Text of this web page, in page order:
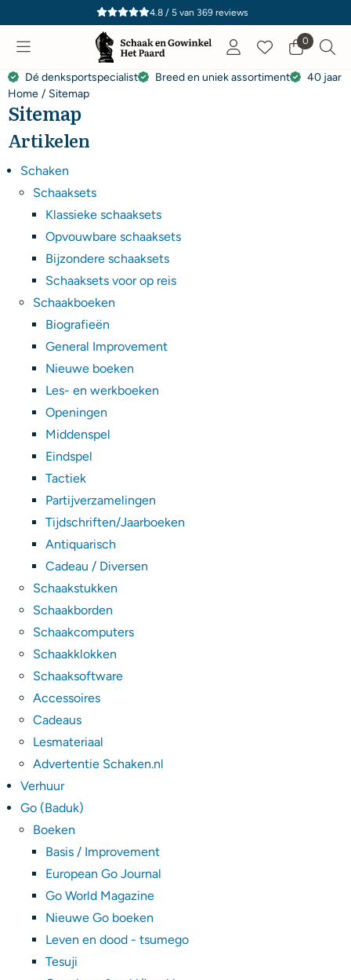
Cookievoorkeuren zijn momenteel gesloten.
4.8 / 5van 369reviews
0
Dé denksportspecialist Breed en uniek assortiment
40 jaar
Home / Sitemap
Sitemap
Artikelen
Schaken
Schaaksets
Klassieke schaaksets
Opvouwbare schaaksets
Bijzondere schaaksets
Schaaksets voor op reis
Schaakboeken
Biografieën
General Improvement
Nieuwe boeken
Les- en werkboeken
Openingen
Middenspel
Eindspel
Tactiek
Partijverzamelingen
Tijdschriften/Jaarboeken
Antiquarisch
Cadeau / Diversen
Schaakstukken
Schaakborden
Schaakcomputers
Schaakklokken
Schaaksoftware
Accessoires
Cadeaus
Lesmateriaal
Advertentie Schaken.nl
Verhuur
Go (Baduk)
Boeken
Basis / Improvement
European Go Journal
Go World Magazine
Nieuwe Go boeken
Leven en dood - tsumego
Tesuji